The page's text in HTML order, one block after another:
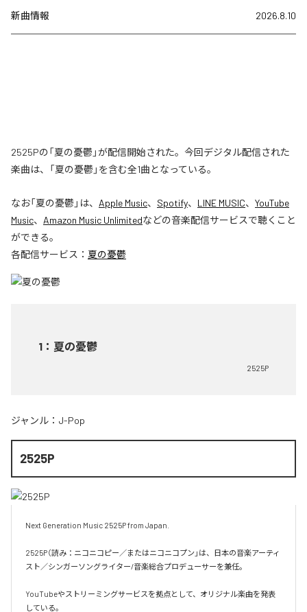
新曲情報 2026.8.10
2525Pの「夏の憂鬱」が配信開始された。今回デジタル配信された
楽曲は、「夏の憂鬱」を含む全1曲となっている。
なお「夏の憂鬱 」は、 Apple Music、 Spotify、 LINE MUSIC、 YouTube
Music、 Amazon Music Unlimitedなどの音楽配信サービスで聴くこと
ができる。
各配信サービス： 夏の憂鬱
1 ： 夏の憂鬱
2525P
ジャンル： J-Pop
2525P
Next Generation Music 2525P from Japan.
2525P（読み：ニコニコピー／またはニコニコプン」は、日本の音楽アーティ
スト／シンガーソングライター/音楽総合プロデューサーを兼任。
YouTubeやストリーミングサービスを拠点として、オリジナル楽曲を発表
している。